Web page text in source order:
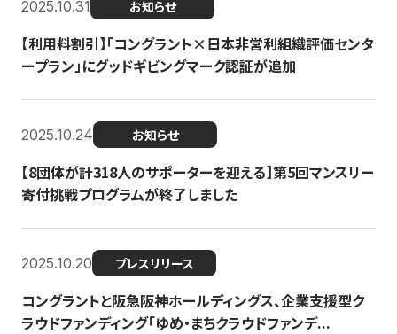
2025.10.31 お知らせ
【利用料割引】「コングラント×日本非営利組織評価センタ
ープラン」にグッドギビングマーク認証が追加
2025.10.24 お知らせ
【8団体が計318人のサポーターを迎える】​​第5回マンスリー
寄付挑戦プログラムが終了しました
2025.10.20 プレスリリース
コングラントと阪急阪神ホールディングス、企業支援型ク
ラウドファンディング「ゆめ・まちクラウドファンデ...